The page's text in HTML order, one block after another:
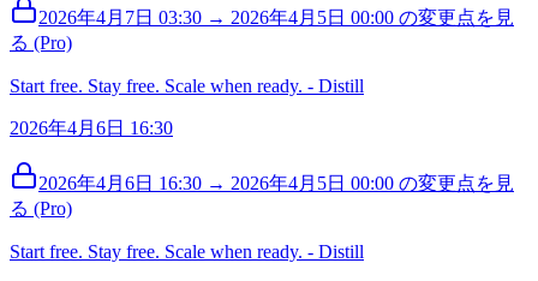
2026年4月7日 03:30 → 2026年4月5日 00:00 の変更点を見
る (Pro)
Start free. Stay free. Scale when ready. - Distill
2026年4月6日 16:30
2026年4月6日 16:30 → 2026年4月5日 00:00 の変更点を見
る (Pro)
Start free. Stay free. Scale when ready. - Distill